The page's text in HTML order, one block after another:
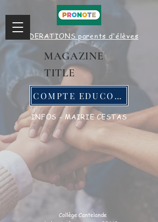
FEDERATIONS parents d'élèves
INFOS - MAIRIE CESTAS
COMPTE EDUCONNECT
MAGAZINE
TITLE
Collège Cantelande